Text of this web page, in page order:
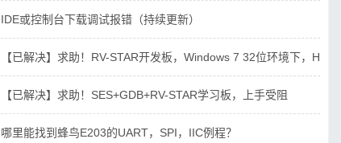
IDE或控制台下载调试报错（持续更新）
【已解决】求助！RV-STAR开发板，Windows 7 32位环境下，
【已解决】求助！SES+GDB+RV-STAR学习板，上手受阻
哪里能找到蜂鸟E203的UART，SPI，IIC例程？